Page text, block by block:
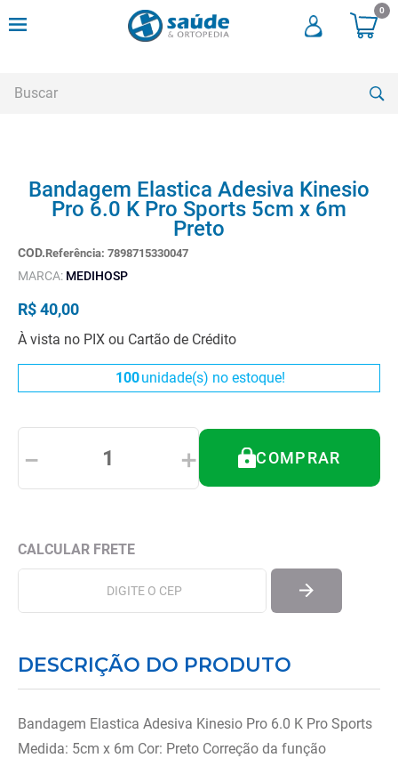
0
Bandagem Elastica Adesiva Kinesio
Pro 6.0 K Pro Sports 5cm x 6m
Preto
Referência: 7898715330047
MARCA: MEDIHOSP
R$40,00
À vista no PIX ou Cartão de Crédito
100unidade(s) no estoque!
＋
－ COMPRAR
DESCRIÇÃO DO PRODUTO
Bandagem Elastica Adesiva Kinesio Pro 6.0 K Pro Sports
Medida: 5cm x 6m Cor: Preto Correção da função
andadores
meia compressao
3º
cadeira rodas
4º
cadeira higienica
5º
munique
6º
tipoia
ortese polegar punho